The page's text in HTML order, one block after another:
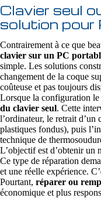
Clavier seul
solution pour
Contrairement à ce que
clavier sur un PC
simple. Les solutions
changement de la coque
coûteuse et pas toujours
Lorsque la configuration
du clavier seul. Cette
l’ordinateur, le retrait
plastiques fondus), puis
technique de
L’objectif est d’obtenir un
Ce type de réparation
et une réelle expérience.
Pourtant, réparer ou
économique et plus